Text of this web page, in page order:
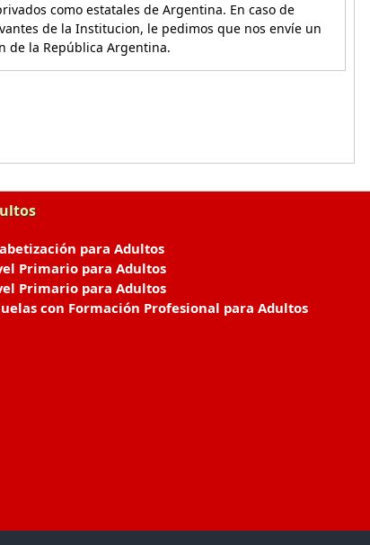
como estatales de Argentina. En caso de
de la Institucion, le pedimos que nos envíe un
de la República Argentina.
para Adultos
Primario para Adultos
Primario para Adultos
con Formación Profesional para Adultos